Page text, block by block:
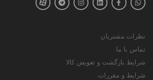
نظرات مشتریان
تماس با ما
شرایط بازگشت و تعویض کالا
شرایط و مقررات